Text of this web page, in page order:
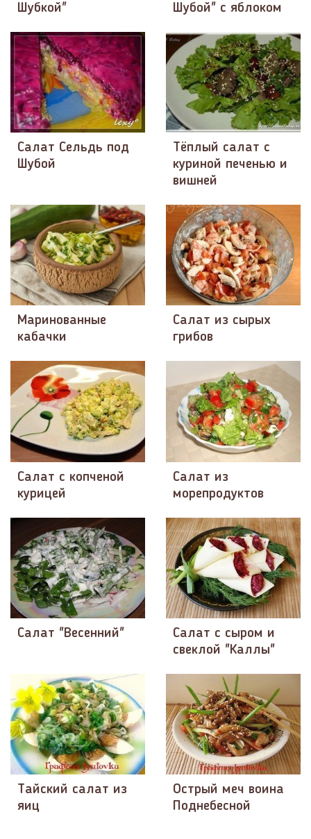
Шубкой"
Шубой" с яблоком
Салат Сельдь под
Шубой
Тёплый салат с
куриной печенью и
вишней
Маринованные
кабачки
Салат из сырых
грибов
Салат с копченой
курицей
Салат из
морепродуктов
Салат "Весенний"
Салат с сыром и
свеклой "Каллы"
Тайский салат из
яиц
Острый меч воина
Поднебесной